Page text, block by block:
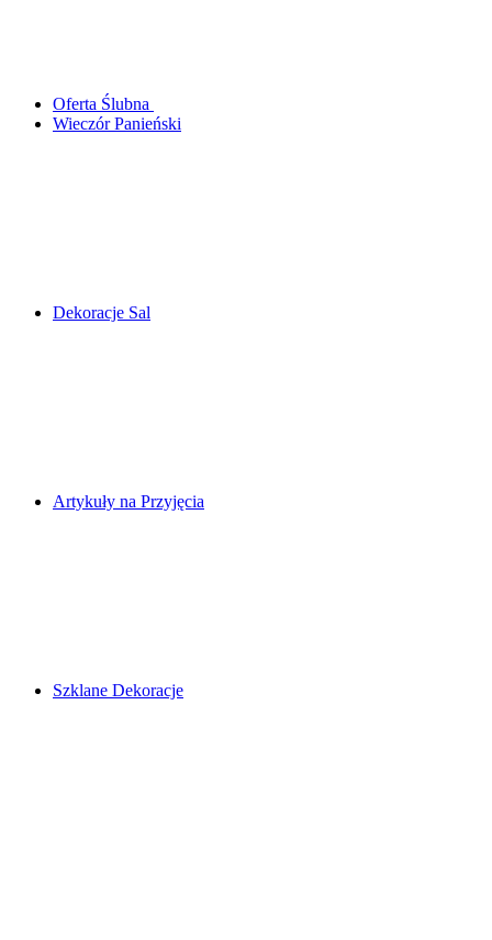
Oferta Ślubna
Wieczór Panieński
Dekoracje Sal
Artykuły na Przyjęcia
Szklane Dekoracje